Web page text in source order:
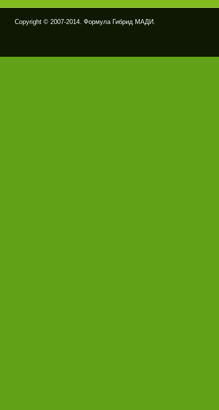
Copyright © 2007-2014. Формула Гибрид МАДИ.